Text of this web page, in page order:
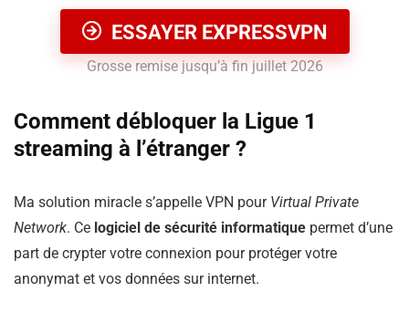
ESSAYER EXPRESSVPN
Grosse remise jusqu’à fin juillet 2026
Comment débloquer la Ligue 1
streaming à l’étranger ?
Ma solution miracle s’appelle VPN pour Virtual Private
Network. Ce logiciel de sécurité informatique permet d’une
part de crypter votre connexion pour protéger votre
anonymat et vos données sur internet.